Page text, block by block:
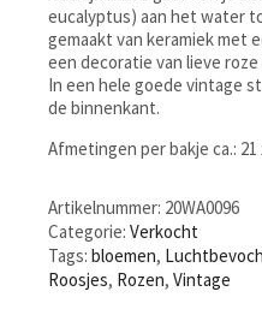
eucalyptus) aan het water
gemaakt van keramiek met
een decoratie van lieve
In een hele goede vintage
de binnenkant.
Afmetingen per bakje ca.: 21
Artikelnummer: 20WA0096
Categorie: Verkocht
Tags: bloemen,
Roosjes, Rozen, Vintage